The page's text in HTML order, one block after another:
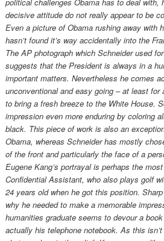
decisive attitude do not really appear to be
Even a picture of Obama rushing away with
hasn’t found it’s way accidentally into the
The AP photograph which Schneider used
suggests that the President is always in a
important matters. Nevertheless he comes
unconventional and easy going – at least for
to bring a fresh breeze to the White House.
impression even more enduring by coloring
black. This piece of work is also an
Obama, whereas Schneider has mostly
of the front and particularly the face of a
Eugene Kang’s portrayal is perhaps the
Confidential Assistant, who also plays golf
24 years old when he got this position.
why he needed to make a memorable
humanities graduate seems to devour a
actually his telephone notebook. As this